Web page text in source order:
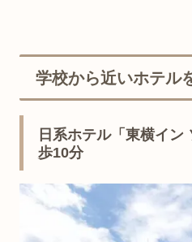
学校から近いホテル
日系ホテル「東横イン
歩10分